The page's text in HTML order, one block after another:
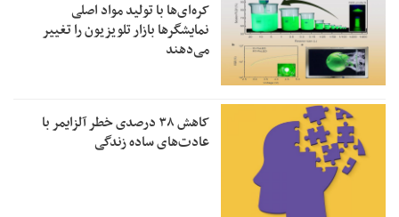
کره‌ای‌ها با تولید مواد اصلی
نمایشگرها بازار تلویزیون را تغییر
می‌دهند
کاهش ۳۸ درصدی خطر آلزایمر با
عادت‌های ساده زندگی